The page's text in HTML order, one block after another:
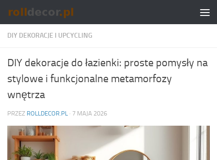
Skip to content
DIY DEKORACJE I UPCYCLING
DIY dekoracje do łazienki: proste pomysły na
stylowe i funkcjonalne metamorfozy
wnętrza
PRZEZ ROLLDECOR.PL · 7 MAJA 2026